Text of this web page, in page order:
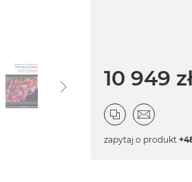
10 949
zapytaj o produkt